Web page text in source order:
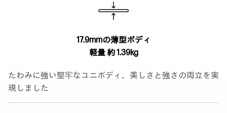
17.9mmの薄型ボディ
軽量 約 1.39kg
たわみに強い堅牢なユニボディ、美しさと強さの両立を実
現しました